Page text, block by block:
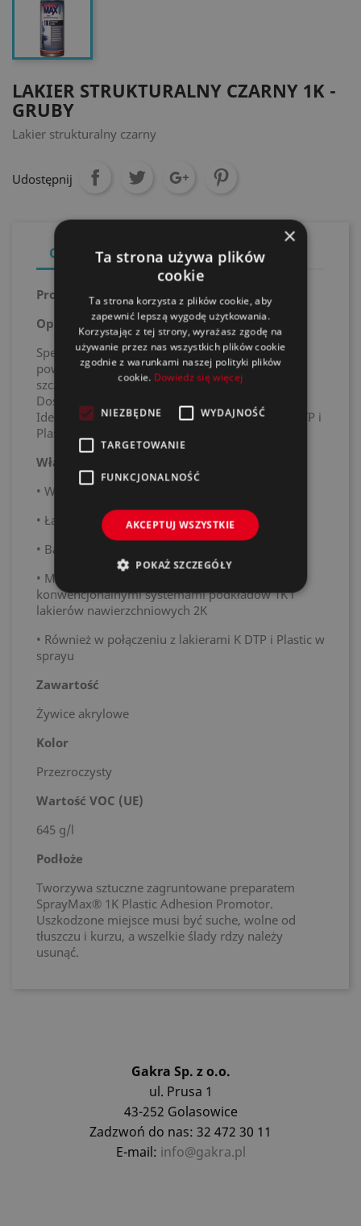
LAKIER STRUKTURALNY CZARNY 1K -
GRUBY
Lakier strukturalny czarny
Udostępnij
Opis Szczegóły produktu
Produkt
Opis / przeznaczenie
Specjalny produkt do imitacji teksturowanych
powierzchni plastikowych w motoryzacji, w
szczególności do plastikowych zderzaków.
Dostępne są różne wykończenia strukturalne.
Idealne uzupełnienie już dostępnych sprayów DTP i
Plastic.
Właściwości
• Wybór wykończeń strukturalnych
• Łatwy w użyciu
• Bardzo szybko schnie
• Możliwość pokrycia wszystkimi
konwencjonalnymi systemami podkładów 1K i
lakierów nawierzchniowych 2K
• Również w połączeniu z lakierami K DTP i Plastic w
sprayu
Zawartość
Żywice akrylowe
Kolor
Przezroczysty
Wartość VOC (UE)
645 g/l
Podłoże
Tworzywa sztuczne zagruntowane preparatem
SprayMax® 1K Plastic Adhesion Promotor.
Uszkodzone miejsce musi być suche, wolne od
tłuszczu i kurzu, a wszelkie ślady rdzy należy
usunąć.
Gakra Sp. z o.o.
ul. Prusa 1
43-252 Golasowice
Zadzwoń do nas: 32 472 30 11
E-mail: info@gakra.pl
×
Ta strona używa plików
cookie
Ta strona korzysta z plików cookie, aby
zapewnić lepszą wygodę użytkowania.
Korzystając z tej strony, wyrażasz zgodę na
używanie przez nas wszystkich plików cookie
zgodnie z warunkami naszej polityki plików
cookie. Dowiedz się więcej
NIEZBĘDNE WYDAJNOŚĆ
TARGETOWANIE
FUNKCJONALNOŚĆ
AKCEPTUJ WSZYSTKIE
POKAŻ SZCZEGÓŁY